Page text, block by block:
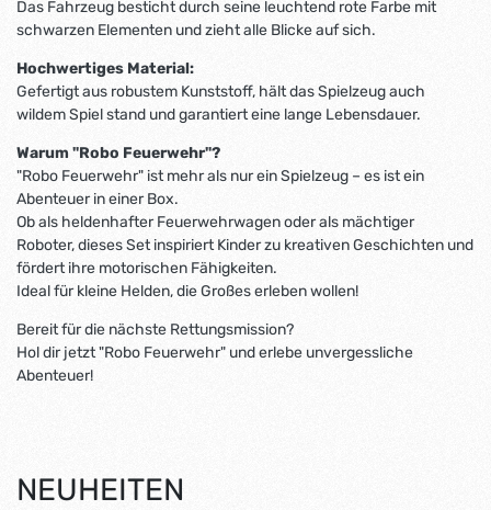
Das Fahrzeug besticht durch seine leuchtend rote Farbe mit
schwarzen Elementen und zieht alle Blicke auf sich.
Hochwertiges Material:
Gefertigt aus robustem Kunststoff, hält das Spielzeug auch
wildem Spiel stand und garantiert eine lange Lebensdauer.
Warum "Robo Feuerwehr"?
"Robo Feuerwehr" ist mehr als nur ein Spielzeug – es ist ein
Abenteuer in einer Box.
Ob als heldenhafter Feuerwehrwagen oder als mächtiger
Roboter, dieses Set inspiriert Kinder zu kreativen Geschichten und
fördert ihre motorischen Fähigkeiten.
Ideal für kleine Helden, die Großes erleben wollen!
Bereit für die nächste Rettungsmission?
Hol dir jetzt "Robo Feuerwehr" und erlebe unvergessliche
Abenteuer!
NEUHEITEN